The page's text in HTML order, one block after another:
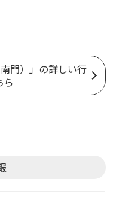
門）」の詳しい行
ら